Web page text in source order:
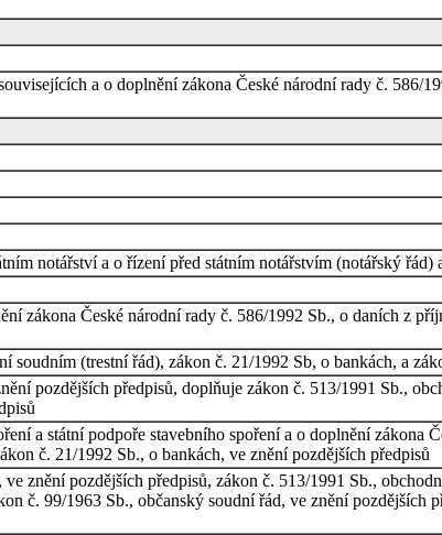
a o doplnění zákona České národní rady č. 586/
notářství a o řízení před státním notářstvím (notářský
zákona České národní rady č. 586/1992 Sb., o daních z
(trestní řád), zákon č. 21/1992 Sb, o bankách, a
pozdějších předpisů, doplňuje zákon č. 513/1991 Sb.,
a státní podpoře stavebního spoření a o doplnění zákona
č. 21/1992 Sb., o bankách, ve znění pozdějších předpisů
znění pozdějších předpisů, zákon č. 513/1991 Sb.,
č. 99/1963 Sb., občanský soudní řád, ve znění pozdějších